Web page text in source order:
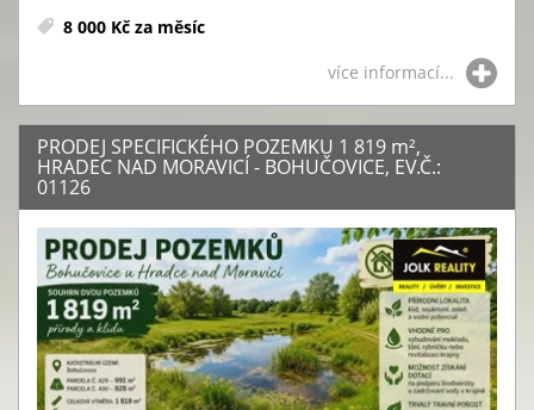
8 000 Kč za měsíc
více informací...
PRODEJ SPECIFICKÉHO POZEMKU 1 819 m²,
HRADEC NAD MORAVICÍ - BOHUČOVICE, EV.Č.:
01126